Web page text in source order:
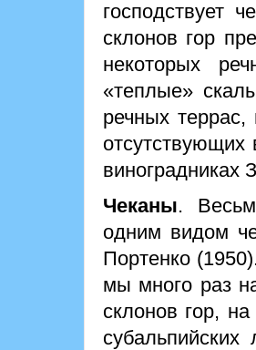
господствует
склонов гор
некоторых
«теплые»
речных
виноградниках
Чеканы.
одним видом
Портенко
мы много раз
склонов гор,